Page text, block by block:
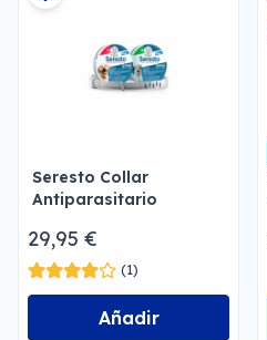
Seresto Collar
Antiparasitario
29,95 €
(1)
Añadir